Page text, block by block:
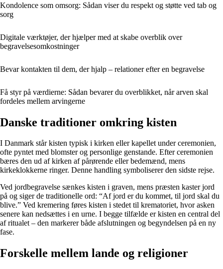
Kondolence som omsorg: Sådan viser du respekt og støtte ved tab og
sorg
Digitale værktøjer, der hjælper med at skabe overblik over
begravelsesomkostninger
Bevar kontakten til dem, der hjalp – relationer efter en begravelse
Få styr på værdierne: Sådan bevarer du overblikket, når arven skal
fordeles mellem arvingerne
Danske traditioner omkring kisten
I Danmark står kisten typisk i kirken eller kapellet under ceremonien,
ofte pyntet med blomster og personlige genstande. Efter ceremonien
bæres den ud af kirken af pårørende eller bedemænd, mens
kirkeklokkerne ringer. Denne handling symboliserer den sidste rejse.
Ved jordbegravelse sænkes kisten i graven, mens præsten kaster jord
på og siger de traditionelle ord: “Af jord er du kommet, til jord skal du
blive.” Ved kremering føres kisten i stedet til krematoriet, hvor asken
senere kan nedsættes i en urne. I begge tilfælde er kisten en central del
af ritualet – den markerer både afslutningen og begyndelsen på en ny
fase.
Forskelle mellem lande og religioner